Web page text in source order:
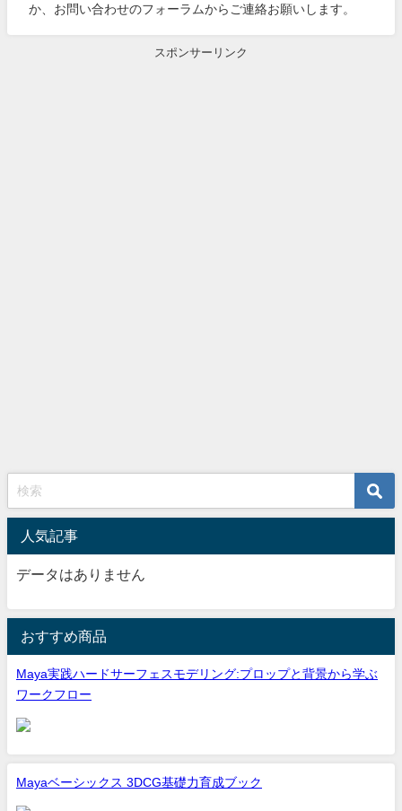
か、お問い合わせのフォーラムからご連絡お願いします。
スポンサーリンク
人気記事
データはありません
おすすめ商品
Maya実践ハードサーフェスモデリング:プロップと背景から学ぶ
ワークフロー
Mayaベーシックス 3DCG基礎力育成ブック